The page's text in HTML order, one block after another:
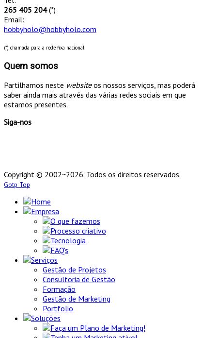
265 405 204(*)
Email:
hobbyholo@hobbyholo.com
(*) chamada para a rede fixa nacional
Quem somos
Partilhamos neste websiteos nossos serviços, mas poderá
saber ainda mais através das várias redes sociais em que
estamos presentes.
Siga-nos
Copyright © 2002~2026. Todos os direitos reservados.
Gotp Top
Home
Empresa
O que fazemos
Processo criativo
Tecnologia
FAQ's
Serviços
Gestão de Projetos
Consultoria de Gestão
Formação
Gestão de Marketing
Portfolio
Soluções
Faça um Plano de Marketing!